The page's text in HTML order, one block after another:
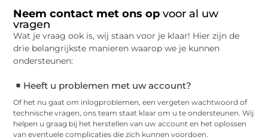
Neem contact met ons op voor al uw
vragen
Wat je vraag ook is, wij staan voor je klaar! Hier zijn de
drie belangrijkste manieren waarop we je kunnen
ondersteunen:
Heeft u problemen met uw account?
Of het nu gaat om inlogproblemen, een vergeten wachtwoord of
technische vragen, ons team staat klaar om u te ondersteunen. Wij
helpen u graag bij het herstellen van uw account en het oplossen
van eventuele complicaties die zich kunnen voordoen.